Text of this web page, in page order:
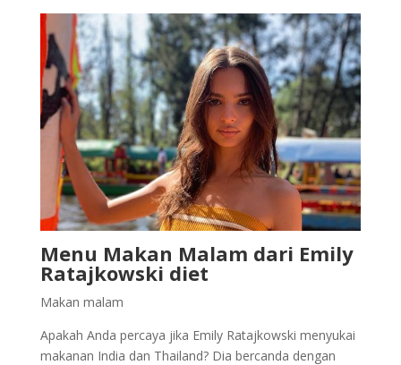
Menu Makan Malam dari Emily
Ratajkowski diet
Makan malam
Apakah Anda percaya jika Emily Ratajkowski menyukai
makanan India dan Thailand? Dia bercanda dengan